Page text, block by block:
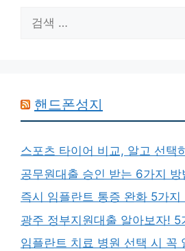
색:
핸드폰성지
스포츠 타이어 비교, 알고 선택
공무원대출 승인 받는 6가지 방
즉시 임플란트 통증 완화 5가지
광주 정부지원대출 알아보자! 5
임플란트 치료 병원 선택 시 꼭